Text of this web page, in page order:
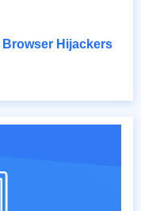
Browser Hijackers